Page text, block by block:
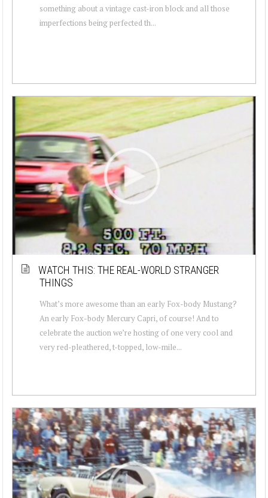
something about a vintage cast-iron block and all those
imperfections being perfected th...
WATCH THIS: THE REAL-WORLD STRANGER
THINGS
What’s more awesome than an early Fox-body Mustang?
An early Fox-body Mercury Capri, of course! And to
celebrate the auction we’re hosting of one very cool and
very red-pleathered, t-topped, low-mile...